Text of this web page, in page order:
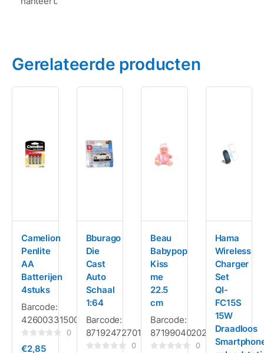
Gerelateerde producten
Camelion
Penlite
AA
Batterijen
4stuks
Barcode:
4260033150028
0
0
€2,85
Bburago
Die
Cast
Auto
Schaal
1:64
Barcode:
8719247270153
0
Beau
Babypop
Kiss
me
22.5
cm
Barcode:
8719904020237
0
Hama
Wireless
Charger
Set
QI-
FC15S
15W
Draadloos